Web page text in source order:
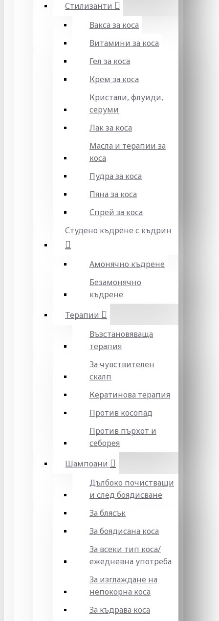
Стилизанти
Вакса за коса
Витамини за коса
Гел за коса
Крем за коса
Кристали, флуиди,
серуми
Лак за коса
Масла и терапии за
коса
Пудра за коса
Пяна за коса
Спрей за коса
Студено къдрене с къдрин
Амонячно къдрене
Безамонячно
къдрене
Терапии
Възстановяваща
терапия
За чувствителен
скалп
Кератинова терапия
Против косопад
Против пърхот и
себорея
Шампоани
Дълбоко почистващи
и след боядисване
За блясък
За боядисана коса
За всеки тип коса/
ежедневна употреба
За изглаждане на
непокорна коса
За къдрава коса